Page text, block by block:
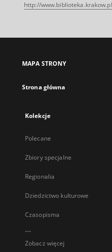
http://
MAPA STRONY
Strona główna
Kolekcje
Polecane
Zbiory specjalne
Regionalia
Dziedzictwo kulturowe
Czasopisma
...
Zobacz więcej